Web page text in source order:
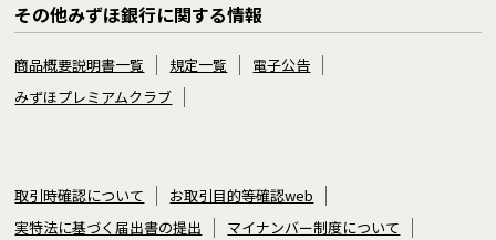
その他みずほ銀行に関する情報
商品概要説明書一覧 規定一覧
電子公告
みずほプレミアムクラブ
取引時確認について
お取引目的等確認web
実特法に基づく届出書の提出
マイナンバー制度について